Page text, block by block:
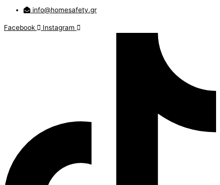
info@homesafety.gr
Facebook Instagram